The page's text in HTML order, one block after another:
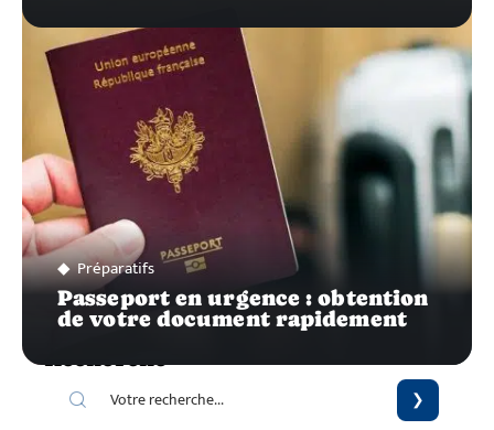
Préparatifs
Passeport en urgence : obtention
de votre document rapidement